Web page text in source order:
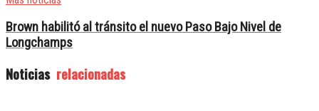
Brown habilitó al tránsito el nuevo Paso Bajo Nivel de
Longchamps
Noticias relacionadas